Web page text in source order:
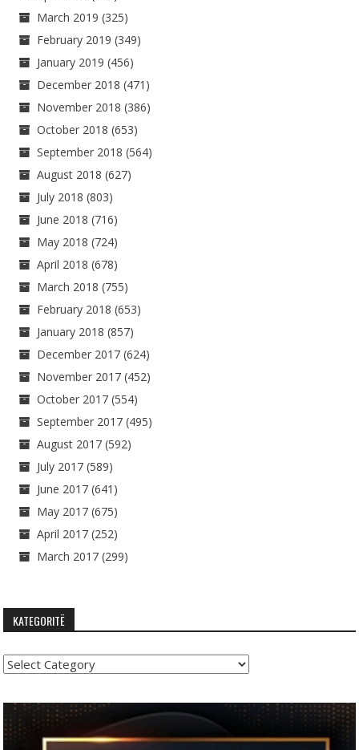
March 2019 (325)
February 2019 (349)
January 2019 (456)
December 2018 (471)
November 2018 (386)
October 2018 (653)
September 2018 (564)
August 2018 (627)
July 2018 (803)
June 2018 (716)
May 2018 (724)
April 2018 (678)
March 2018 (755)
February 2018 (653)
January 2018 (857)
December 2017 (624)
November 2017 (452)
October 2017 (554)
September 2017 (495)
August 2017 (592)
July 2017 (589)
June 2017 (641)
May 2017 (675)
April 2017 (252)
March 2017 (299)
KATEGORITË
Kategoritë